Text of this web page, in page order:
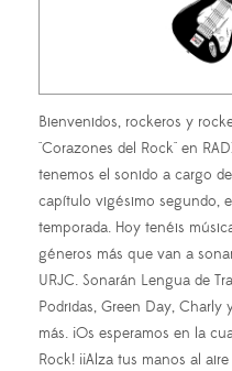
Bienvenidos, rockeros y
"Corazones del Rock" en
tenemos el sonido a cargo
capítulo vigésimo segundo,
temporada. Hoy tenéis
géneros más que van a
URJC. Sonarán Lengua de
Podridas, Green Day,
más. ¡Os esperamos en la
Rock! ¡¡Alza tus manos al